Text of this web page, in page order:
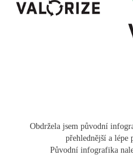
Obdržela jsem původní
přehlednější a lépe
Původní infografika